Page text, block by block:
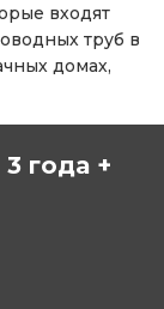
входят
труб в
домах,
года +